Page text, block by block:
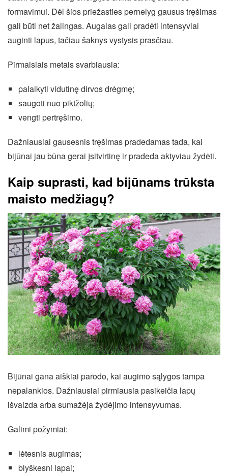
formavimui. Dėl šios priežasties pernelyg gausus tręšimas
gali būti net žalingas. Augalas gali pradėti intensyviai
auginti lapus, tačiau šaknys vystysis prasčiau.
Pirmaisiais metais svarbiausia:
palaikyti vidutinę dirvos drėgmę;
saugoti nuo piktžolių;
vengti pertręšimo.
Dažniausiai gausesnis tręšimas pradedamas tada, kai
bijūnai jau būna gerai įsitvirtinę ir pradeda aktyviau žydėti.
Kaip suprasti, kad bijūnams trūksta
maisto medžiagų?
Bijūnai gana aiškiai parodo, kai augimo sąlygos tampa
nepalankios. Dažniausiai pirmiausia pasikeičia lapų
išvaizda arba sumažėja žydėjimo intensyvumas.
Galimi požymiai:
lėtesnis augimas;
blyškesni lapai;